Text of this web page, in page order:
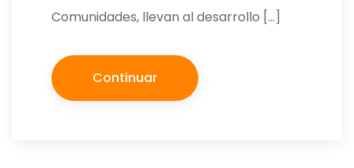
Comunidades, llevan al desarrollo […]
Continuar